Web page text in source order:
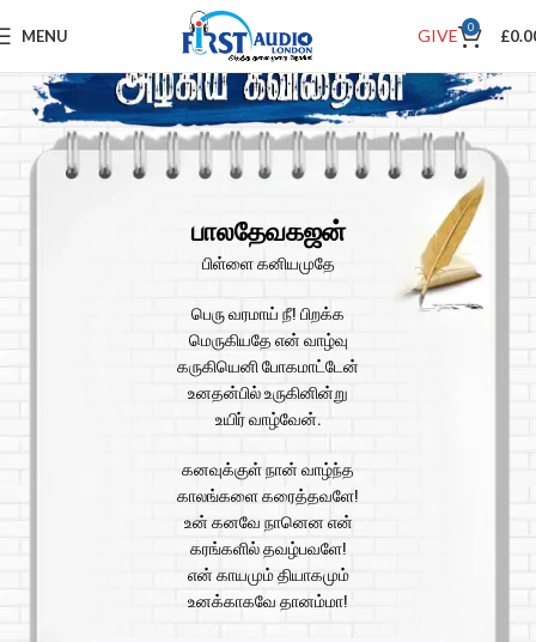
MENU GIVE 0 £
பாலதேவகஜன்
பிள்ளை கனியமுதே
பெரு வரமாய் நீ! பிறக்க
மெருகியதே என் வாழ்வு
கருகியெனி போகமாட்டேன்
உனதன்பில் உருகினின்று
உயிர் வாழ்வேன்.
கனவுக்குள் நான் வாழ்ந்த
காலங்களை கரைத்தவளே!
உன் கனவே நானென என்
கரங்களில் தவழ்பவளே!
என் காயமும் தியாகமும்
உனக்காகவே தானம்மா!